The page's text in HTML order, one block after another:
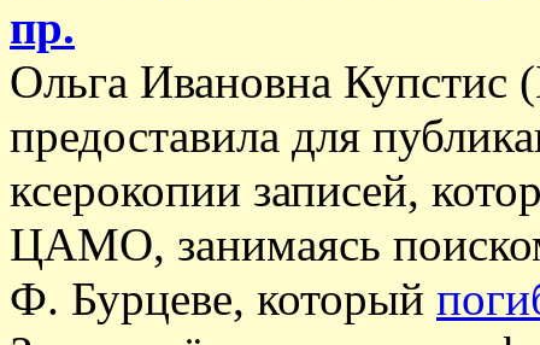
пр.
Ольга Ивановна Купстис
предоставила для
ксерокопии записей,
ЦАМО, занимаясь
Ф. Бурцеве, который